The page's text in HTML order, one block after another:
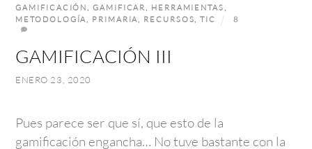
ENERO 23, 2020
GAMIFICACIÓN III
GAMIFICACIÓN
,GAMIFICAR HERRAMIENTAS
METODOLOGÍA
PRIMARIA RECURSOS ,TIC 8
Pues parece ser que sí, que esto de la
gamificación engancha… No tuve bastante con la